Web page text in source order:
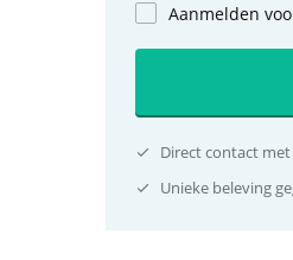
Aanmelden
Direct contact
Unieke beleving